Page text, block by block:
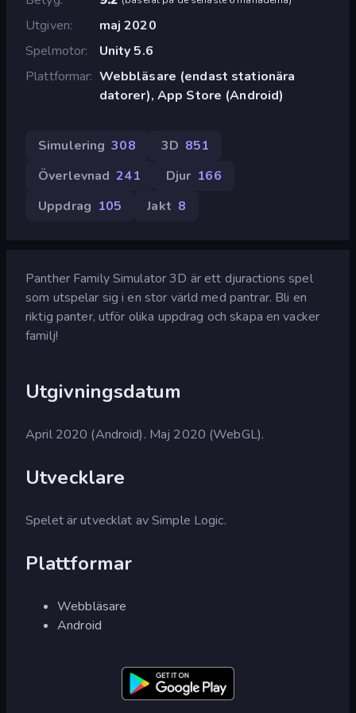
Utgiven
maj 2020
Spelmotor
Unity 5.6
Plattformar Webbläsare (endast stationära
datorer), App Store (Android)
Simulering 308 3D 851
Överlevnad 241 Djur 166
Uppdrag 105 Jakt 8
Panther Family Simulator 3D är ett djuractions spel
som utspelar sig i en stor värld med pantrar. Bli en
riktig panter, utför olika uppdrag och skapa en vacker
familj!
Utgivningsdatum
April 2020 (Android). Maj 2020 (WebGL).
Utvecklare
Spelet är utvecklat av Simple Logic.
Plattformar
Webbläsare
Android